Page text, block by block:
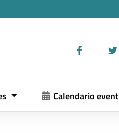
Calendario